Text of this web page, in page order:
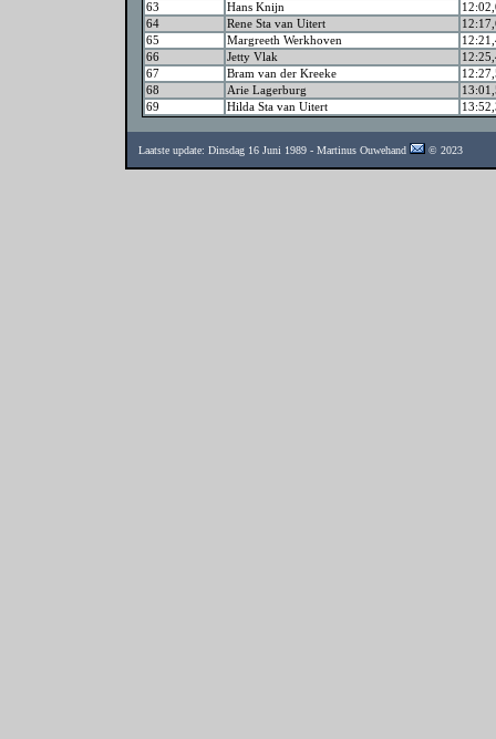
63
Hans Knijn
64
Rene Sta van Uitert
65
Margreeth Werkhoven
66
Jetty Vlak
67
Bram van der Kreeke
68
Arie Lagerburg
69
Hilda Sta van Uitert
Laatste update: Dinsdag 16 Juni 1989 - Martinus Ouwehand © 2023